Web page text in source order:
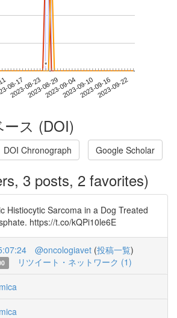
08-17
2023-08-232023-08-292023-09-042023-09-102023-09-162023-09-22
**
ス (DOI)
DOI Chronograph Google Scholar
3 posts, 2 favorites)
Histiocytic Sarcoma in a Dog Treated
https://t.co/kQPi10le6E
@oncologiavet (投稿一覧)
リツイート・ネットワーク (1)